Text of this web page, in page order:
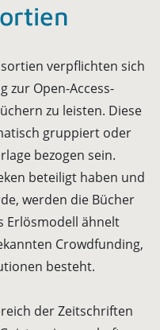
verpflichten sich
zur Open-Access-
zu leisten. Diese
gruppiert oder
bezogen sein.
beteiligt haben und
werden die Bücher
Erlösmodell ähnelt
Crowdfunding,
besteht.
der Zeitschriften